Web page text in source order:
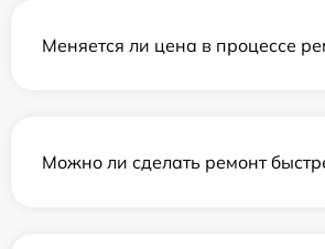
Меняется ли цена в процессе
Можно ли сделать ремонт